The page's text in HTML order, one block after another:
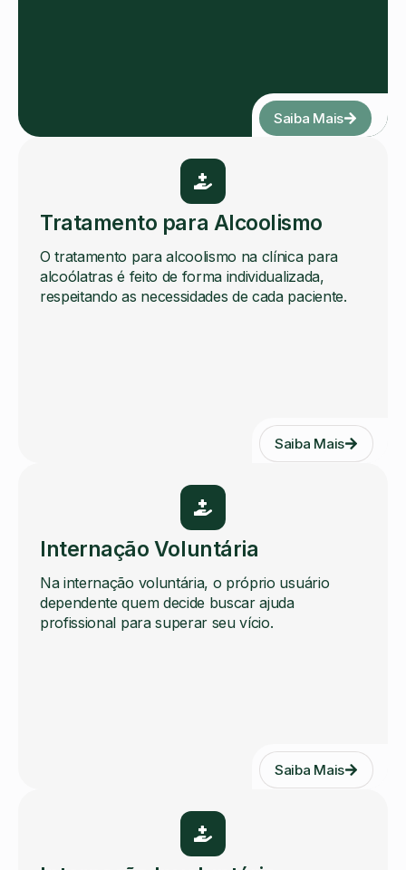
Saiba Mais
Tratamento para Alcoolismo
O tratamento para alcoolismo na clínica para
alcoólatras é feito de forma individualizada,
respeitando as necessidades de cada paciente.
Saiba Mais
Internação Voluntária
Na internação voluntária, o próprio usuário
dependente quem decide buscar ajuda
profissional para superar seu vício.
Saiba Mais